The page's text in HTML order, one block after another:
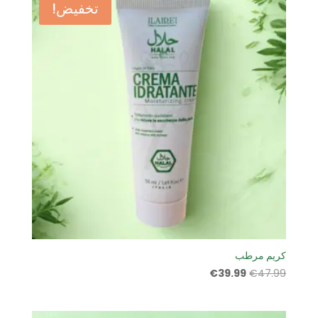
تخفيض!
كريم مرطب
€47.99
السعر €39.99 السعر